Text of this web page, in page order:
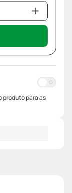
produto para as